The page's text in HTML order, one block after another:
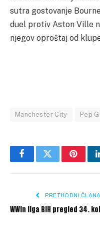
sutra gostovanje
duel protiv Aston Ville
njegov oproštaj od
Manchester City Pep
FacebookTwitter
PRETHODNI
WWin liga BiH pregled 34.